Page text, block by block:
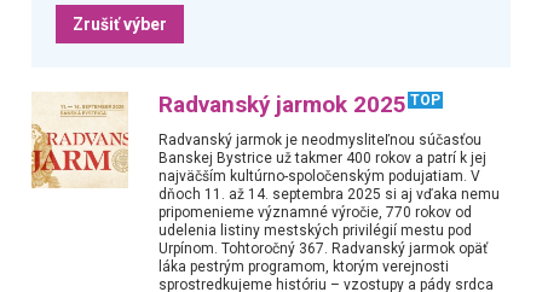
Zrušiť výber
Radvanský jarmok 2025 TOP
Radvanský jarmok je neodmysliteľnou súčasťou
Banskej Bystrice už takmer 400 rokov a patrí k jej
najväčším kultúrno-spoločenským podujatiam. V
dňoch 11. až 14. septembra 2025 si aj vďaka nemu
pripomenieme významné výročie, 770 rokov od
udelenia listiny mestských privilégií mestu pod
Urpínom. Tohtoročný 367. Radvanský jarmok opäť
láka pestrým programom, ktorým verejnosti
sprostredkujeme históriu – vzostupy a pády srdca